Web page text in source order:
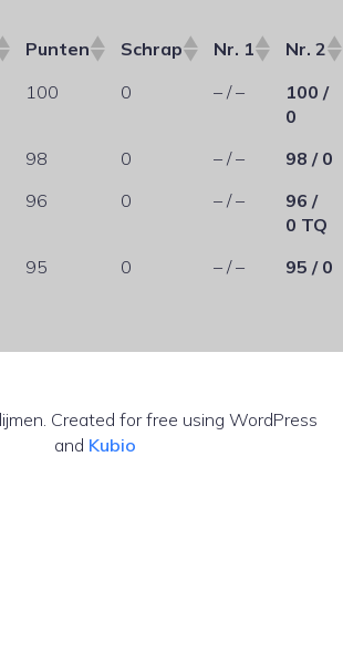
Punten Schrap Nr. 1
Nr. 2
100 0 – / –
100 /
0
98 0 – / –
98 / 0
96 0 – / –
96 /
0 TQ
95 0 – / – 95 / 0
Created for free using WordPress
and Kubio